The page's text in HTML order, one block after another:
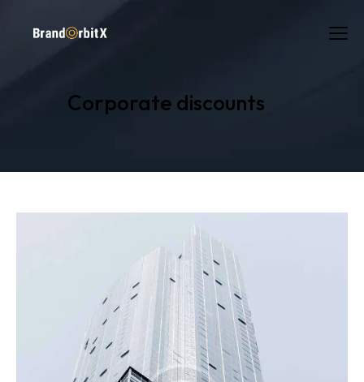
Corporate discounts